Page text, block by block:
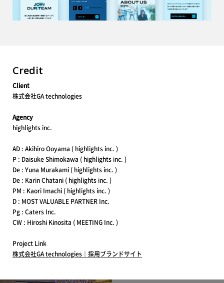
Credit
Client
株式会社GA technologies
Agency
highlights inc.
AD : Akihiro Ooyama ( highlights inc. )
P : Daisuke Shimokawa ( highlights inc. )
De : Yuna Murakami ( highlights inc. )
De : Karin Chatani ( highlights inc. )
PM : Kaori Imachi ( highlights inc. )
D : MOST VALUABLE PARTNER Inc.
Pg : Caters Inc.
CW : Hiroshi Kinosita ( MEETING Inc. )
Project Link
株式会社GA technologies｜採用ブランドサイト